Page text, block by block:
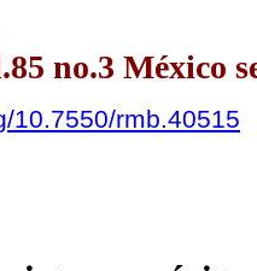
no.3 México
10.7550/rmb.40515